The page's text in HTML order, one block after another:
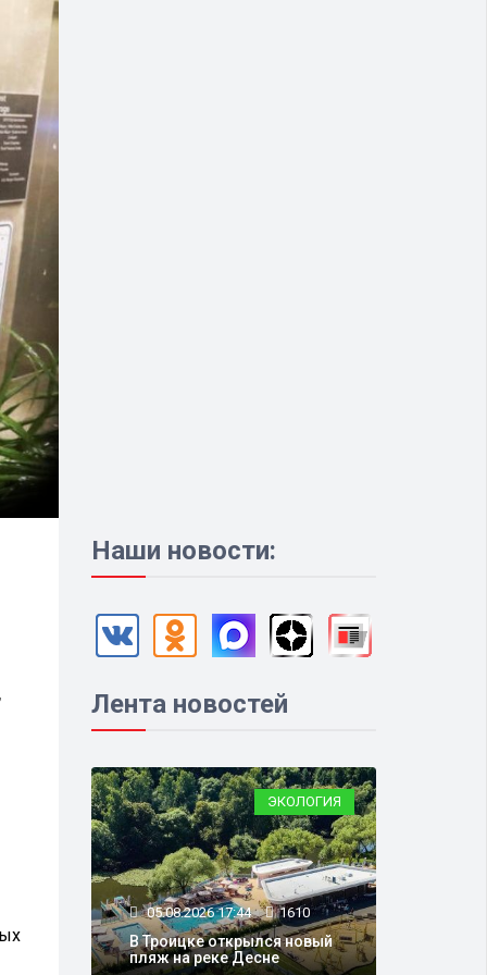
Наши новости:
Лента новостей
ЭКОЛОГИЯ
05.08.2026 17:44 1610
В Троицке открылся новый
пляж на реке Десне